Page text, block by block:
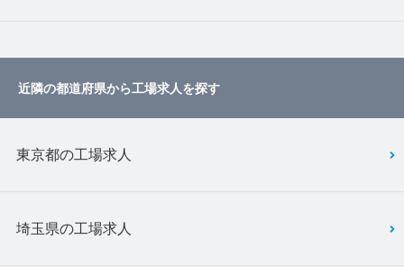
近隣の都道府県から工場求人を探す
東京都の工場求人
埼玉県の工場求人